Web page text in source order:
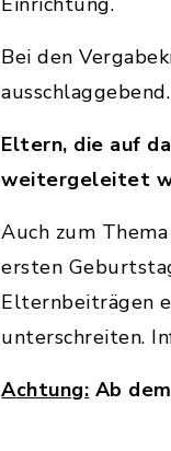
Bei den
ausschlaggebend.
Eltern, die auf
weitergeleitet
Auch zum Thema
ersten
Elternbeiträgen
unterschreiten.
Achtung: Ab